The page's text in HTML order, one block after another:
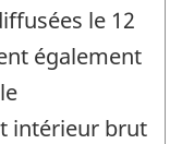
le 12
également
intérieur brut